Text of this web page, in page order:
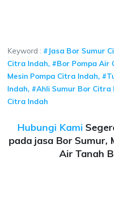
Keyword : #Jasa Bor Sumur
Citra Indah, #Bor Pompa Air
Mesin Pompa Citra Indah,
Indah, #Ahli Sumur Bor
Citra Indah
Hubungi Kami
pada jasa Bor
Air Tanah